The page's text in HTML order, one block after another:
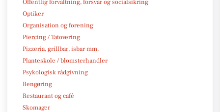
Offentlig forvaltning, forsvar og socialsikring
Optiker
Organisation og forening
Piercing / Tatovering
Pizzeria, grillbar, isbar mm.
Planteskole / blomsterhandler
Psykologisk rådgivning
Rengøring
Restaurant og café
Skomager